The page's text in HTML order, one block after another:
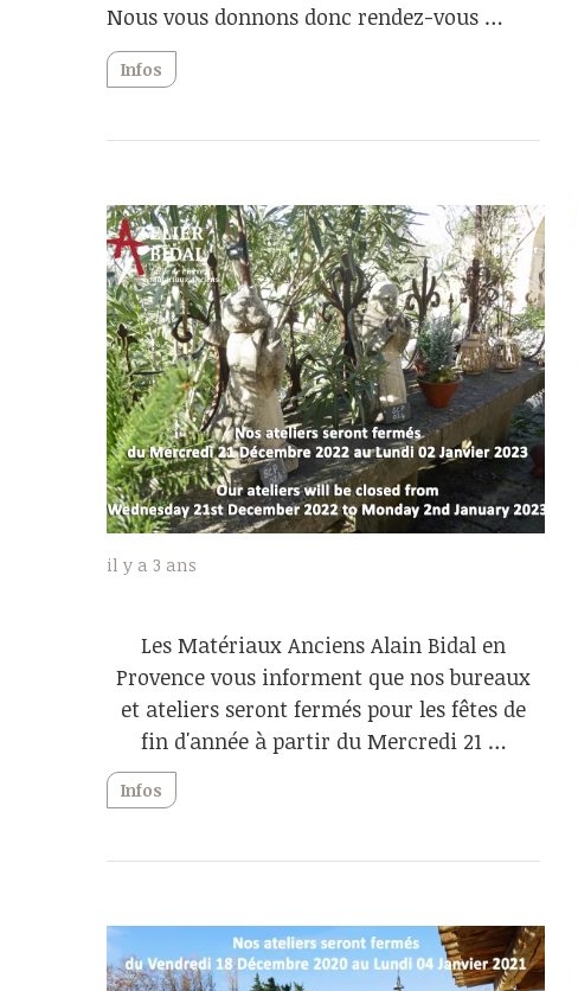
Nous vous donnons donc rendez-vous …
Infos
il y a 3 ans
Les Matériaux Anciens Alain Bidal en
Provence vous informent que nos bureaux
et ateliers seront fermés pour les fêtes de
fin d'année à partir du Mercredi 21 …
Infos